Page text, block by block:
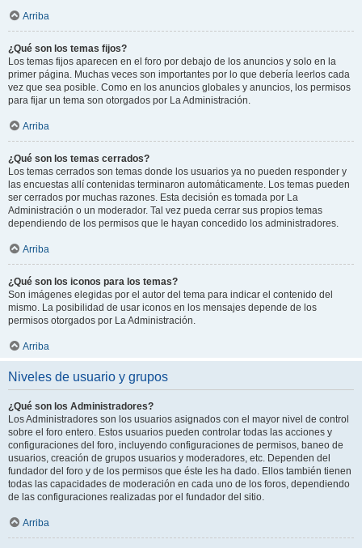
Arriba
¿Qué son los temas fijos?
Los temas fijos aparecen en el foro por debajo de los anuncios y solo en la
primer página. Muchas veces son importantes por lo que debería leerlos cada
vez que sea posible. Como en los anuncios globales y anuncios, los permisos
para fijar un tema son otorgados por La Administración.
Arriba
¿Qué son los temas cerrados?
Los temas cerrados son temas donde los usuarios ya no pueden responder y
las encuestas allí contenidas terminaron automáticamente. Los temas pueden
ser cerrados por muchas razones. Esta decisión es tomada por La
Administración o un moderador. Tal vez pueda cerrar sus propios temas
dependiendo de los permisos que le hayan concedido los administradores.
Arriba
¿Qué son los iconos para los temas?
Son imágenes elegidas por el autor del tema para indicar el contenido del
mismo. La posibilidad de usar iconos en los mensajes depende de los
permisos otorgados por La Administración.
Arriba
Niveles de usuario y grupos
¿Qué son los Administradores?
Los Administradores son los usuarios asignados con el mayor nivel de control
sobre el foro entero. Estos usuarios pueden controlar todas las acciones y
configuraciones del foro, incluyendo configuraciones de permisos, baneo de
usuarios, creación de grupos usuarios y moderadores, etc. Dependen del
fundador del foro y de los permisos que éste les ha dado. Ellos también tienen
todas las capacidades de moderación en cada uno de los foros, dependiendo
de las configuraciones realizadas por el fundador del sitio.
Arriba